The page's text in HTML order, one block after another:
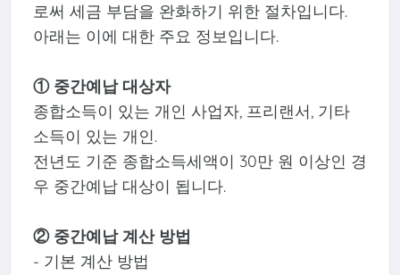
로써 세금 부담을 완화하기 위한 절차입니다.
아래는 이에 대한 주요 정보입니다.
① 중간예납 대상자
종합소득이 있는 개인 사업자, 프리랜서, 기타
소득이 있는 개인.
전년도 기준 종합소득세액이 30만 원 이상인 경
우 중간예납 대상이 됩니다.
② 중간예납 계산 방법
- 기본 계산 방법